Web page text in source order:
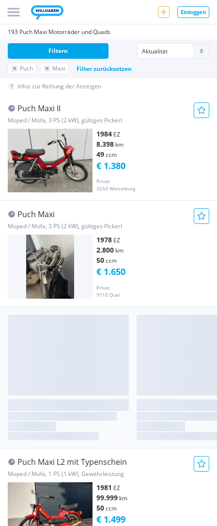
Einloggen
193 Puch Maxi Motorräder und Quads
Puch Maxi Filter zurücksetzen
Filtern
Infos zur Reihung der Anzeigen
Puch Maxi II
Moped / Mofa, 3 PS (2 kW), gültiges Pickerl
1984 EZ
8.398 km
49ccm
Privat
3250 Wieselburg
€ 1.380
Puch Maxi
Moped / Mofa, 3 PS (2 kW), gültiges Pickerl
1978 EZ
2.800 km
50ccm
Privat
9710 Duel
€ 1.650
Puch Maxi L2 mit Typenschein
Moped / Mofa, 1 PS (1 kW), Gewährleistung
1981 EZ
99.999 km
50ccm
€ 1.499